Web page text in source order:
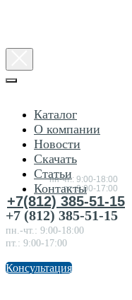
Консультация
товарам
пн-чт.: 9:00-18:00
пт.:9:00-17:00
+7(812) 385-51-15
Каталог
О компании
Новости
Скачать
Статьи
Контакты
+7 (812) 385-51-15
пн.-чт.: 9:00-18:00
пт.: 9:00-17:00
Консультация